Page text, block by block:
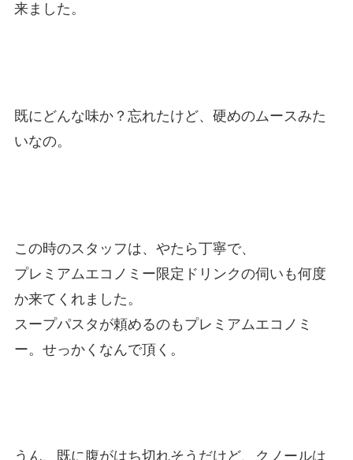
来ました。
既にどんな味か？忘れたけど、硬めのムースみた
いなの。
この時のスタッフは、やたら丁寧で、
プレミアムエコノミー限定ドリンクの伺いも何度
か来てくれました。
スープパスタが頼めるのもプレミアムエコノミ
ー。せっかくなんで頂く。
うん、既に腹がはち切れそうだけど、クノールは